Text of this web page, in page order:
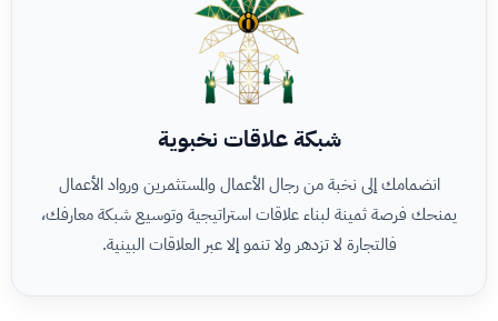
e
:
شبكة علاقات نخبوية
انضمامك إلى نخبة من رجال الأعمال والمستثمرين ورواد الأعمال
يمنحك فرصة ثمينة لبناء علاقات استراتيجية وتوسيع شبكة معارفك،
فالتجارة لا تزدهر ولا تنمو إلا عبر العلاقات البينية.